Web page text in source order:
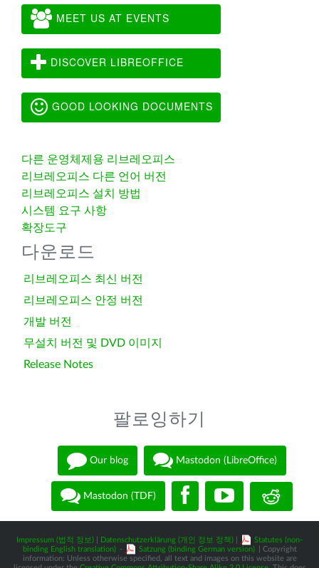
MEET US AT EVENTS
DISCOVER LIBREOFFICE
GOOD LOOKING DOCUMENTS
다른 운영체제용 리브레오피스
리브레오피스 다른 언어 버전
리브레오피스 설치 방법
시스템 요구 사항
확장도구
다운로드
리브레오피스 최신 버전
리브레오피스 안정 버전
개발 버전
무설치 버전 및 DVD 이미지
Release Notes
팔로잉하기
Our blog Mastodon (LibreOffice)
Mastodon (TDF)
Impressum (법적 정보) Datenschutzerklärung (개인 정보 정책)
Statutes (non-
binding English translation) - Satzung (binding German version)
| Copyright
information: Unless otherwise specified, all text and images on this website are